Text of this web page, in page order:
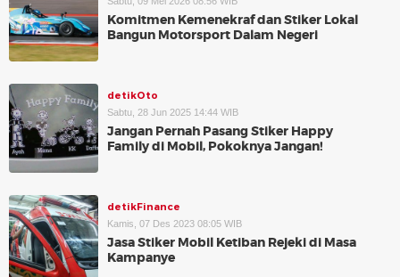
Komitmen Kemenekraf dan Stiker Lokal
Bangun Motorsport Dalam Negeri
detikOto
Sabtu, 28 Jun 2025 14:44 WIB
Jangan Pernah Pasang Stiker Happy
Family di Mobil, Pokoknya Jangan!
detikFinance
Kamis, 07 Des 2023 08:05 WIB
Jasa Stiker Mobil Ketiban Rejeki di Masa
Kampanye